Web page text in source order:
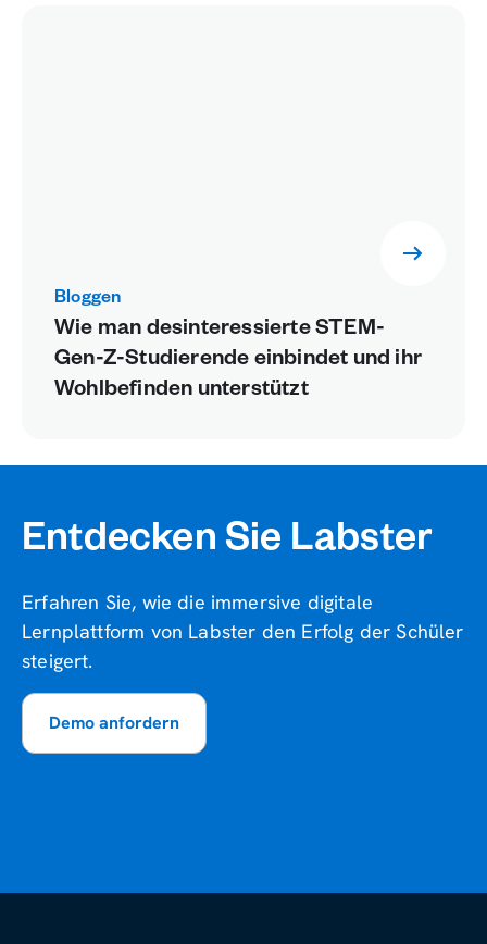
Bloggen
Wie man desinteressierte STEM-
Gen-Z-Studierende einbindet und ihr
Wohlbefinden unterstützt
Entdecken Sie Labster
Erfahren Sie, wie die immersive digitale
Lernplattform von Labster den Erfolg der Schüler
steigert.
Demo anfordern